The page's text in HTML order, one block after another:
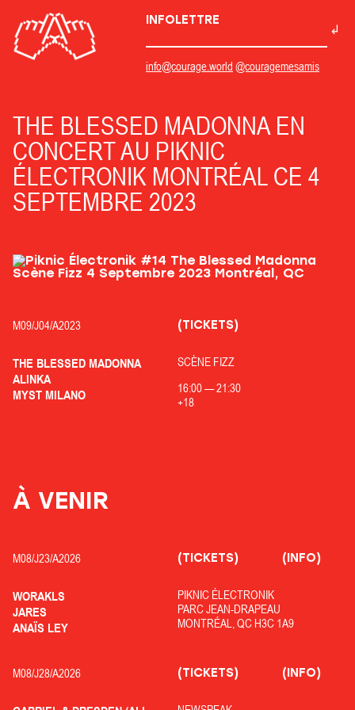
INFOLETTRE
info@courage.world @couragemesamis
THE BLESSED MADONNA EN
CONCERT AU PIKNIC
ÉLECTRONIK MONTRÉAL CE 4
SEPTEMBRE 2023
M09/J04/A2023
THE BLESSED MADONNA
ALINKA
MYST MILANO
SCÈNE FIZZ
16:00—21:30
+18
(TICKETS)
À VENIR
M08/J23/A2026
WORAKLS
JARES
ANAÏS LEY
PIKNIC ÉLECTRONIK
PARC JEAN-DRAPEAU
MONTRÉAL, QC H3C 1A9
(TICKETS) (INFO)
M08/J28/A2026 (TICKETS) (INFO)